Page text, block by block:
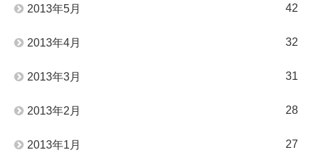
2013年5月 42
2013年4月 32
2013年3月 31
2013年2月 28
2013年1月 27